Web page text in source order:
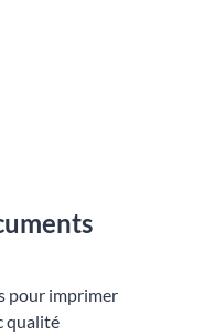
pour imprimer
qualité